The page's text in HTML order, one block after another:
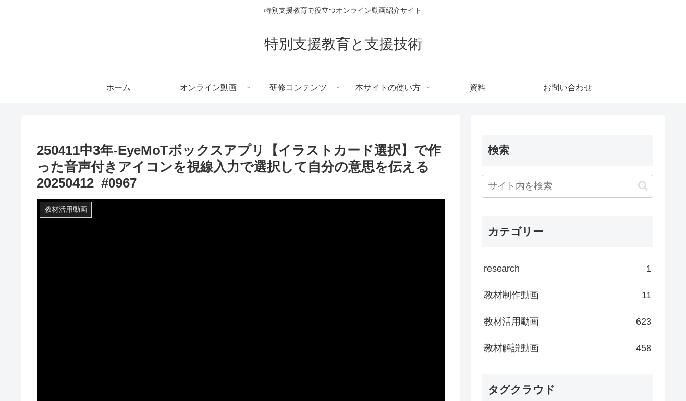
特別支援教育で役立つオンライン動画紹介サイト
特別支援教育と支援技術
ホーム オンライン動画 研修コンテンツ 本サイトの使い方 資料 お問い合わせ
250411中3年-EyeMoTボックスアプリ【イラストカード選択】で作
った音声付きアイコンを視線入力で選択して自分の意思を伝える
20250412_#0967
教材活用動画
検索
カテゴリー
research 1
教材制作動画 11
教材活用動画 623
教材解説動画 458
タグクラウド